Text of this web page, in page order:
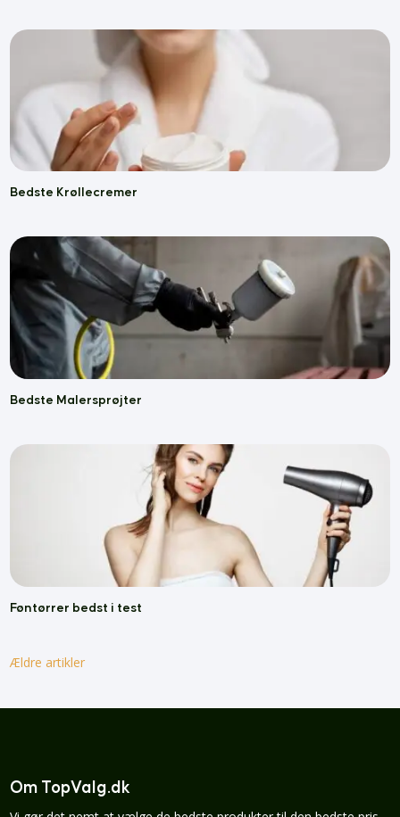
Bedste Krøllecremer
Bedste Malersprøjter
Føntørrer bedst i test
Ældre artikler
Om TopValg.dk